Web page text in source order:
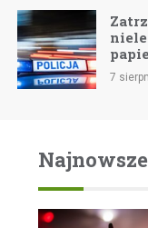
latka z
e-
Żorach
Najnowsze